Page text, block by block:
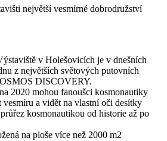
největší vesmírné dobrodružství
v Holešovicích je v dnešních
z největších světových putovních
DISCOVERY.
2020 mohou fanoušci kosmonautiky
vesmíru a vidět na vlastní oči desítky
kosmonautikou od historie až po
na ploše více než 2000 m2